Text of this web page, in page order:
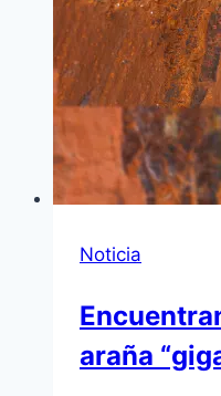
Noticia
araña